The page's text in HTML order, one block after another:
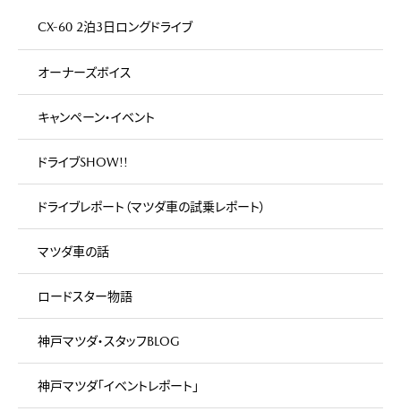
CX-60 2泊3日ロングドライブ
オーナーズボイス
キャンペーン・イベント
ドライブSHOW!!
ドライブレポート（マツダ車の試乗レポート）
マツダ車の話
ロードスター物語
神戸マツダ・スタッフBLOG
神戸マツダ「イベントレポート」